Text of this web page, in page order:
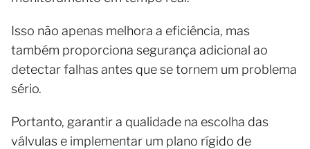
Isso não apenas melhora a eficiência, mas
também proporciona segurança adicional ao
detectar falhas antes que se tornem um problema
sério.
Portanto, garantir a qualidade na escolha das
válvulas e implementar um plano rígido de